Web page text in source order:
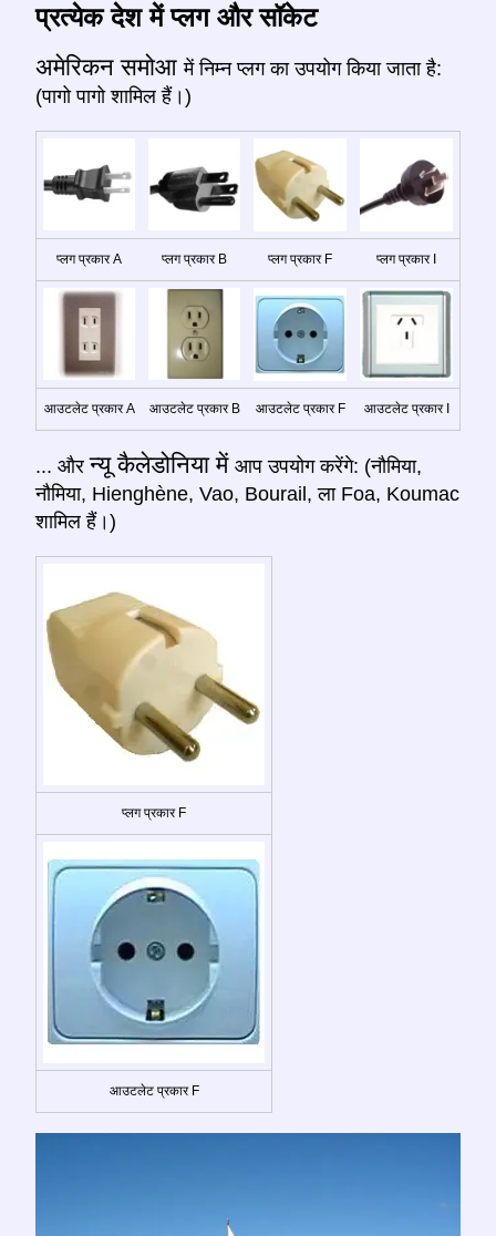
प्रत्येक देश में प्लग और सॉकेट
अमेरिकन समोआमें निम्न प्लग का उपयोग किया जाता है:
(पागो पागो शामिल हैं।)
प्लग प्रकार A प्लग प्रकार B प्लग प्रकार F प्लग प्रकार I
आउटलेट प्रकार A आउटलेट प्रकार B आउटलेट प्रकार F आउटलेट प्रकार I
... औरन्यू कैलेडोनिया में आप उपयोग करेंगे: (नौमिया,
नौमिया, Hienghène, Vao, Bourail, ला Foa, Koumac
शामिल हैं।)
प्लग प्रकार F
आउटलेट प्रकार F